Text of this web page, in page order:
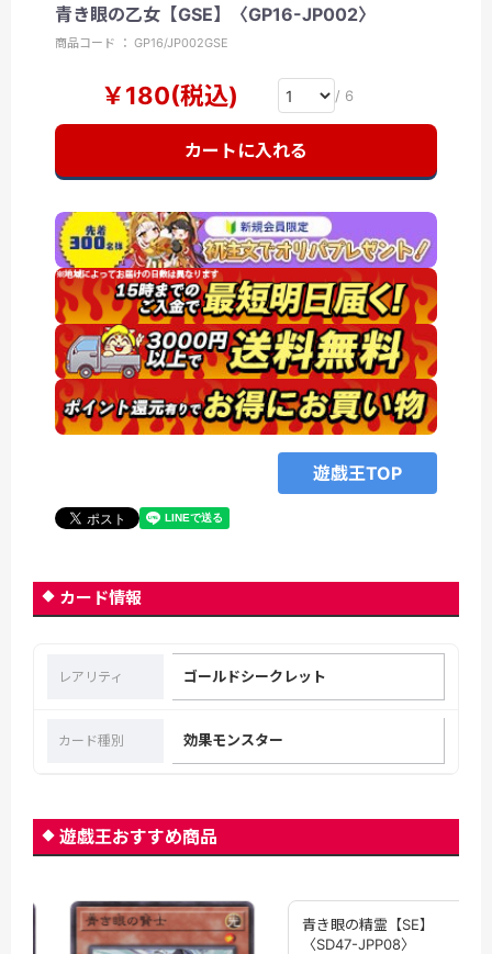
青き眼の乙女【GSE】〈GP16-JP002〉
商品コード ： GP16/JP002GSE
￥180(税込) / 6
カートに入れる
遊戯王TOP
カード情報
レアリティ ゴールドシークレット
カード種別 効果モンスター
遊戯王おすすめ商品
青き眼の精霊【SE】
〈SD47-JPP08〉